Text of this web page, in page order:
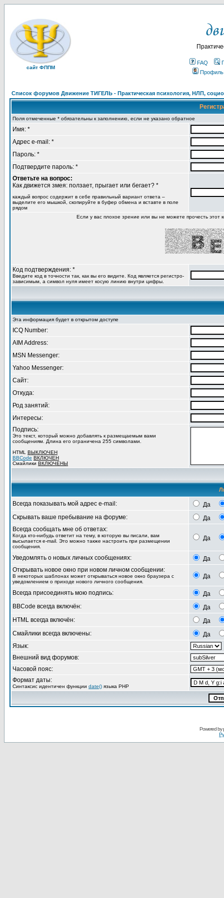
сайт ФППМ
FAQ
Профиль
Список форумов Движение ТИГЕЛЬ - Практическая психология, НЛП,
Поля отмеченные * обязательны к заполнению, если не указано обратное
Имя: *
Адрес e-mail: *
Пароль: *
Подтвердите пароль: *
Ответьте на вопрос:
Как движется змея: ползает, прыгает или бегает? *
каждый вопрос содержит в себе правильный вариант ответа –
выделите его мышкой, скопируйте в буфер обмена и вставте в поле
рядом
Если у вас плохое зрение или вы не можете прочесть этот
Код подтверждения: *
Введите код в точности так, как вы его видите. Код является регистро-
зависимым, а символ нуля имеет косую линию внутри цифры.
Эта информация будет в открытом доступе
ICQ Number:
AIM Address:
MSN Messenger:
Yahoo Messenger:
Сайт:
Откуда:
Род занятий:
Интересы:
Подпись:
Это текст, который можно добавлять к размещаемым вами
сообщениям. Длина его ограничена 255 символами.
HTML ВЫКЛЮЧЕН
BBCode ВКЛЮЧЕН
Смайлики ВКЛЮЧЕНЫ
Всегда показывать мой адрес e-mail:
Да
Скрывать ваше пребывание на форуме:
Да
Всегда сообщать мне об ответах:
Когда кто-нибудь ответит на тему, в которую вы писали, вам
высылается e-mail. Это можно также настроить при размещении
сообщения.
Да
Уведомлять о новых личных сообщениях:
Да
Открывать новое окно при новом личном сообщении:
В некоторых шаблонах может открываться новое окно браузера с
уведомлением о приходе нового личного сообщения.
Да
Всегда присоединять мою подпись:
Да
BBCode всегда включён:
Да
HTML всегда включён:
Да
Смайлики всегда включены:
Да
Язык:
Внешний вид форумов:
Часовой пояс:
Формат даты:
Синтаксис идентичен функции date() языка PHP
Powered by